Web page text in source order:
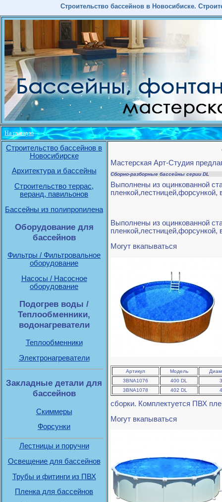
Строительство бассейнов в Новосибиске.
На главную
Строительство бассейнов в
Новосибирске
Архитектура и бассейны
Строительство террас,
веранд, павильонов
Бассейны из полипропилена
Оборудование для
бассейнов
Фильтры / Фильтровальное
оборудование
Насосы / Насосное
оборудование
Подогрев воды /
Теплообменники,
водонагреватели
Теплообменники
Электронагреватели
Закладные детали для
бассейнов
Скиммеры
Форсунки
Лестницы и поручни
Освещение для бассейнов
Трубы и фитинги из ПВХ
Пленка для бассейнов
Мастерская Арт-Студия
Сборно-разборные бассейны серии DL
Выполнены из оцинкованной
Выполнены из оцинкованной
Могут вкапываться
Артикул Модель
3BNA1076
400 DL
3BNA1078
402 DL
сборки. Комплектуется ПВХ
Могут вкапываться